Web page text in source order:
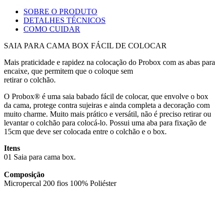
SOBRE O PRODUTO
DETALHES TÉCNICOS
COMO CUIDAR
SAIA PARA CAMA BOX FÁCIL DE COLOCAR
Mais praticidade e rapidez na colocação do Probox com as abas para
encaixe, que permitem que o coloque sem
retirar o colchão.
O Probox® é uma saia babado fácil de colocar, que envolve o box
da cama, protege contra sujeiras e ainda completa a decoração com
muito charme. Muito mais prático e versátil, não é preciso retirar ou
levantar o colchão para colocá-lo. Possui uma aba para fixação de
15cm que deve ser colocada entre o colchão e o box.
Itens
01 Saia para cama box.
Composição
Micropercal 200 fios 100% Poliéster